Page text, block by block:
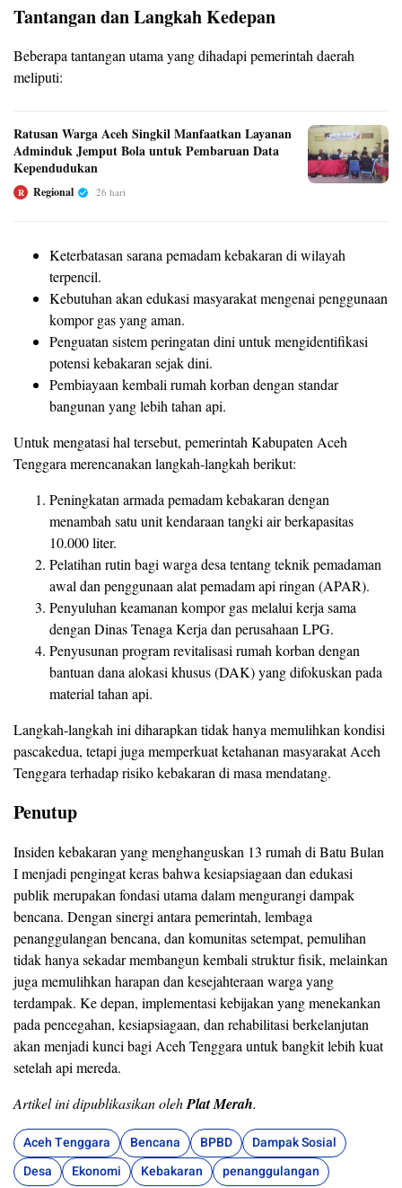
Tantangan dan Langkah Kedepan
Beberapa tantangan utama yang dihadapi pemerintah daerah
meliputi:
Ratusan Warga Aceh Singkil Manfaatkan Layanan
Adminduk Jemput Bola untuk Pembaruan Data
Kependudukan
R Regional 26 hari
Keterbatasan sarana pemadam kebakaran di wilayah
terpencil.
Kebutuhan akan edukasi masyarakat mengenai penggunaan
kompor gas yang aman.
Penguatan sistem peringatan dini untuk mengidentifikasi
potensi kebakaran sejak dini.
Pembiayaan kembali rumah korban dengan standar
bangunan yang lebih tahan api.
Untuk mengatasi hal tersebut, pemerintah Kabupaten Aceh
Tenggara merencanakan langkah-langkah berikut:
Peningkatan armada pemadam kebakaran dengan
menambah satu unit kendaraan tangki air berkapasitas
10.000 liter.
Pelatihan rutin bagi warga desa tentang teknik pemadaman
awal dan penggunaan alat pemadam api ringan (APAR).
Penyuluhan keamanan kompor gas melalui kerja sama
dengan Dinas Tenaga Kerja dan perusahaan LPG.
Penyusunan program revitalisasi rumah korban dengan
bantuan dana alokasi khusus (DAK) yang difokuskan pada
material tahan api.
Langkah-langkah ini diharapkan tidak hanya memulihkan kondisi
pascakedua, tetapi juga memperkuat ketahanan masyarakat Aceh
Tenggara terhadap risiko kebakaran di masa mendatang.
Penutup
Insiden kebakaran yang menghanguskan 13 rumah di Batu Bulan
I menjadi pengingat keras bahwa kesiapsiagaan dan edukasi
publik merupakan fondasi utama dalam mengurangi dampak
bencana. Dengan sinergi antara pemerintah, lembaga
penanggulangan bencana, dan komunitas setempat, pemulihan
tidak hanya sekadar membangun kembali struktur fisik, melainkan
juga memulihkan harapan dan kesejahteraan warga yang
terdampak. Ke depan, implementasi kebijakan yang menekankan
pada pencegahan, kesiapsiagaan, dan rehabilitasi berkelanjutan
akan menjadi kunci bagi Aceh Tenggara untuk bangkit lebih kuat
setelah api mereda.
Artikel ini dipublikasikan olehPlat Merah.
Aceh Tenggara Bencana BPBD
Dampak Sosial
Desa
Ekonomi Kebakaran penanggulangan